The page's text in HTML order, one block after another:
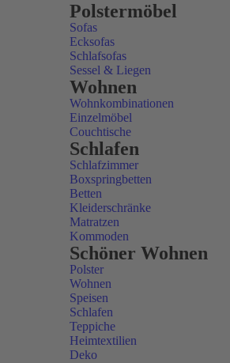
Polstermöbel
Sofas
Ecksofas
Schlafsofas
Sessel & Liegen
Wohnen
Wohnkombinationen
Einzelmöbel
Couchtische
Schlafen
Schlafzimmer
Boxspringbetten
Betten
Kleiderschränke
Matratzen
Kommoden
Schöner Wohnen
Polster
Wohnen
Speisen
Schlafen
Teppiche
Heimtextilien
Deko